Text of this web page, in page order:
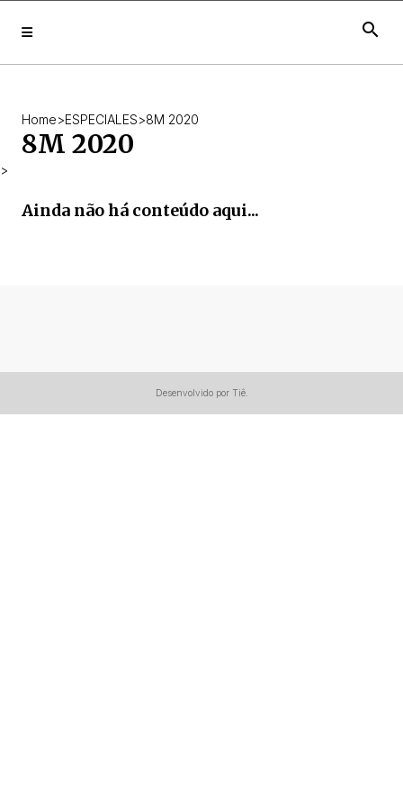
search
Home>ESPECIALES>8M 2020
8M 2020
>
Ainda não há conteúdo aqui...
Desenvolvido por Tiê.